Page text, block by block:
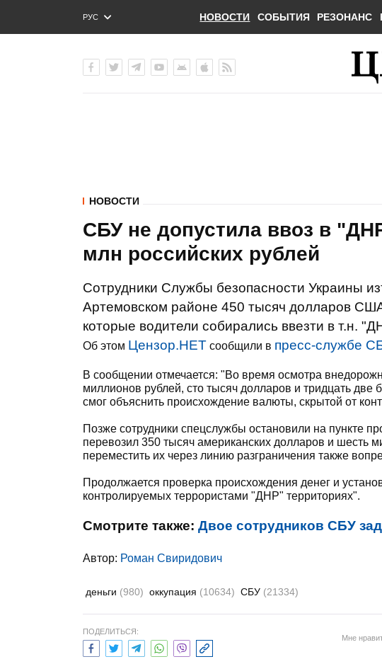
РУС
ENG
НОВОСТИ СОБЫТИЯ РЕЗОНАНС
НОВОСТИ
СБУ не допустила ввоз в
млн российских рублей
Сотрудники Службы безопасности Украины
Артемовском районе 450 тысяч долларов
которые водители собирались ввезти в т.н.
Об этом Цензор.НЕТ сообщили в пресс-службе
В сообщении отмечается: "Во время осмотра
миллионов рублей, сто тысяч долларов и тридцать две
смог объяснить происхождение валюты, скрытой от
Позже сотрудники спецслужбы остановили на пункте
перевозил 350 тысяч американских долларов и шесть
переместить их через линию разграничения также
Продолжается проверка происхождения денег и
контролируемых террористами "ДНР" территориях".
Смотрите также: Двое сотрудников СБУ
Автор: Роман Свиридович
деньги (980) оккупация (10634) СБУ (21334)
ПОДЕЛИТЬСЯ:
Мне